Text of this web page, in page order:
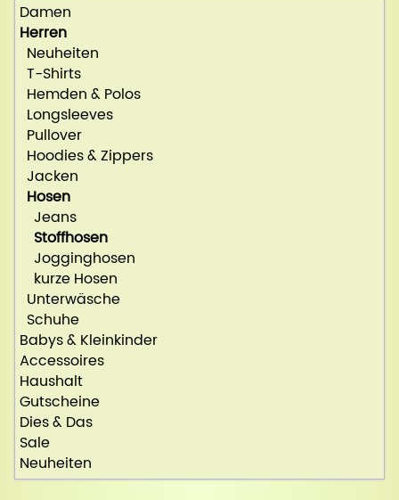
Damen
Herren
Neuheiten
T-Shirts
Hemden & Polos
Longsleeves
Pullover
Hoodies & Zippers
Jacken
Hosen
Jeans
Stoffhosen
Jogginghosen
kurze Hosen
Unterwäsche
Schuhe
Babys & Kleinkinder
Accessoires
Haushalt
Gutscheine
Dies & Das
Sale
Neuheiten